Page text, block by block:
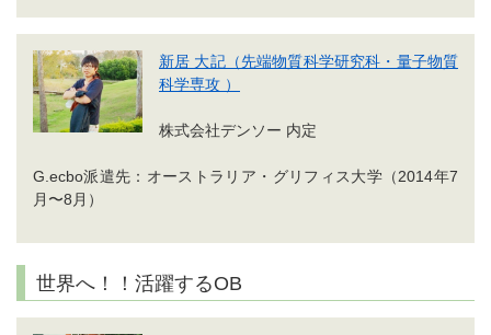
新居 大記（先端物質科学研究科・量子物質
科学専攻 ）
株式会社デンソー 内定
G.ecbo派遣先：オーストラリア・グリフィス大学（2014年7
月〜8月）
世界へ！！活躍するOB